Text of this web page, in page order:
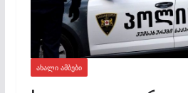
ᲐᲮᲐᲚᲘ ᲐᲛᲑᲔᲑᲘ